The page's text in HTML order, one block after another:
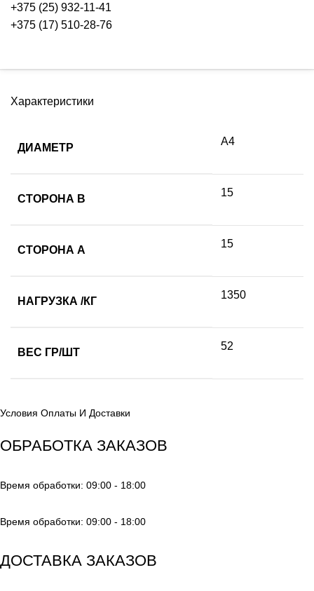
+375 (25) 932-11-41
+375 (17) 510-28-76
Характеристики
ДИАМЕТР
А4
СТОРОНА B
15
СТОРОНА А
15
НАГРУЗКА /КГ
1350
ВЕС ГР/ШТ
52
Условия Оплаты И Доставки
ОБРАБОТКА ЗАКАЗОВ
Время обработки: 09:00 - 18:00
Время обработки: 09:00 - 18:00
ДОСТАВКА ЗАКАЗОВ